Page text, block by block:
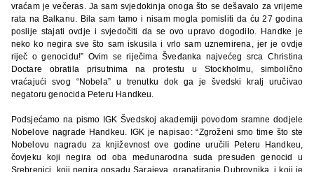
vraćam je večeras. Ja sam svjedokinja onoga što se dešavalo za vrijeme
rata na Balkanu. Bila sam tamo i nisam mogla pomisliti da ću 27 godina
poslije stajati ovdje i svjedočiti da se ovo upravo dogodilo. Handke je
neko ko negira sve što sam iskusila i vrlo sam uznemirena, jer je ovdje
riječ o genocidu!” Ovim se riječima Šveđanka najvećeg srca Christina
Doctare obratila prisutnima na protestu u Stockholmu, simbolično
vraćajući svog “Nobela” u trenutku dok ga je švedski kralj uručivao
negatoru genocida Peteru Handkeu.
Podsjećamo na pismo IGK Švedskoj akademiji povodom sramne dodjele
Nobelove nagrade Handkeu. IGK je napisao: “Zgroženi smo time što ste
Nobelovu nagradu za književnost ove godine uručili Peteru Handkeu,
čovjeku koji negira od oba međunarodna suda presuđen genocid u
Srebrenici, koji negira opsadu Sarajeva, granatiranje Dubrovnika, i koji je